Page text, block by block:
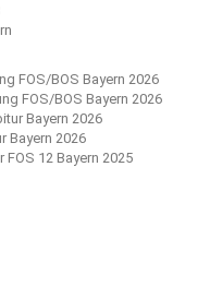
FOS/BOS Bayern 2026
FOS/BOS Bayern 2026
Bayern 2026
Bayern 2026
FOS 12 Bayern 2025